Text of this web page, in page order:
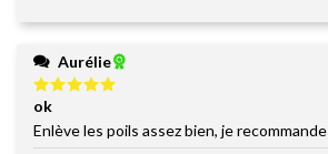
Aurélie
Note
5
ok
Enlève les poils assez bien, je recommande